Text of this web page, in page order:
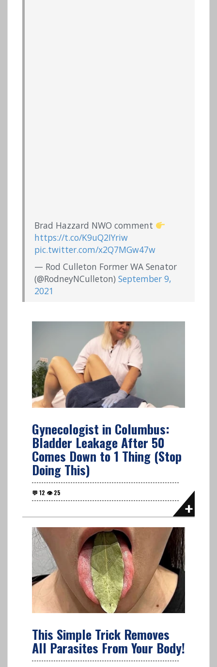
Brad Hazzard NWO comment
https://t.co/K9uQ2IYriw
pic.twitter.com/x2Q7MGw47w
— Rod Culleton Former WA Senator
(@RodneyNCulleton) September 9,
2021
Gynecologist in Columbus:
Bladder Leakage After 50
Comes Down to 1 Thing (Stop
Doing This)
This Simple Trick Removes
All Parasites From Your Body!